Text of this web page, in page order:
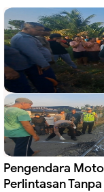
Pengendara
Perlintasan